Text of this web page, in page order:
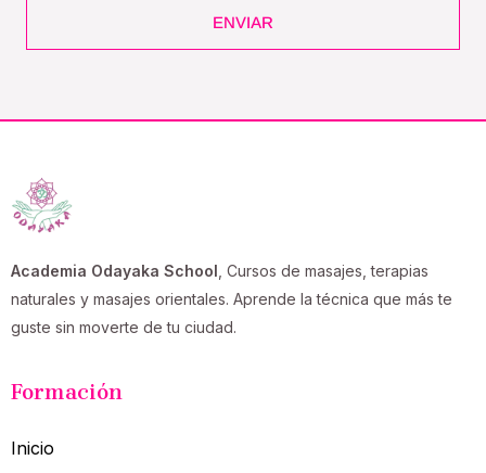
ENVIAR
Academia Odayaka School , Cursos de masajes, terapias
naturales y masajes orientales. Aprende la técnica que más te
guste sin moverte de tu ciudad.
Formación
Inicio